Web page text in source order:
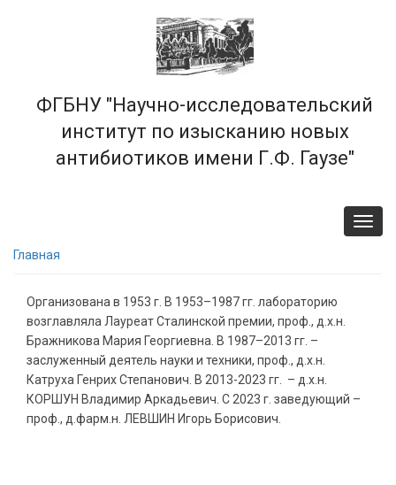
ФГБНУ "Научно-исследовательский
институт по изысканию новых
антибиотиков имени Г.Ф. Гаузе"
Главная
Организована в 1953 г. В 1953–1987 гг. лабораторию
возглавляла Лауреат Сталинской премии, проф., д.х.н.
Бражникова Мария Георгиевна. В 1987–2013 гг. –
заслуженный деятель науки и техники, проф., д.х.н.
Катруха Генрих Степанович. В 2013-2023 гг. – д.х.н.
КОРШУН Владимир Аркадьевич. С 2023 г. заведующий –
проф., д.фарм.н. ЛЕВШИН Игорь Борисович.